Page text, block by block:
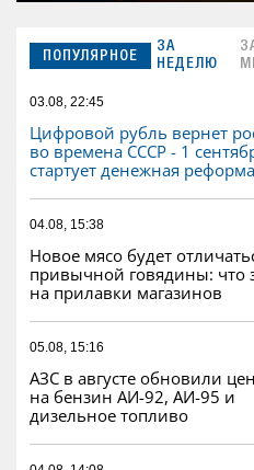
ПОПУЛЯРНОЕ
ЗА
НЕДЕЛЮ
03.08, 22:45
Цифровой рубль вернет
во времена СССР - 1
стартует денежная реформа
04.08, 15:38
Новое мясо будет
привычной говядины: что
на прилавки магазинов
05.08, 15:16
АЗС в августе обновили
на бензин АИ-92, АИ-95 и
дизельное топливо